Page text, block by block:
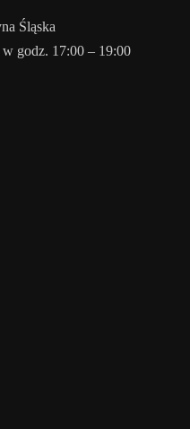
Śląska
godz. 17:00 – 19:00